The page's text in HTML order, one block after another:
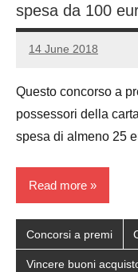
spesa da 100
14 June 2018
Luca
1
Questo concorso a
possessori della
spesa di almeno 25
Read more
Concorsi a premi
Vincere buoni